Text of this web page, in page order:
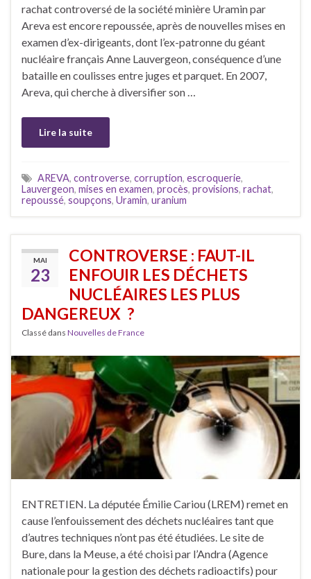
rachat controversé de la société minière Uramin par
Areva est encore repoussée, après de nouvelles mises en
examen d’ex-dirigeants, dont l’ex-patronne du géant
nucléaire français Anne Lauvergeon, conséquence d’une
bataille en coulisses entre juges et parquet. En 2007,
Areva, qui cherche à diversifier son …
Lire la suite
AREVA, controverse, corruption, escroquerie,
Lauvergeon, mises en examen, procès, provisions, rachat,
repoussé, soupçons, Uramin, uranium
MAI
23
CONTROVERSE : FAUT-IL
ENFOUIR LES DÉCHETS
NUCLÉAIRES LES PLUS
DANGEREUX ?
Classé dans Nouvelles de France
ENTRETIEN. La députée Émilie Cariou (LREM) remet en
cause l’enfouissement des déchets nucléaires tant que
d’autres techniques n’ont pas été étudiées. Le site de
Bure, dans la Meuse, a été choisi par l’Andra (Agence
nationale pour la gestion des déchets radioactifs) pour